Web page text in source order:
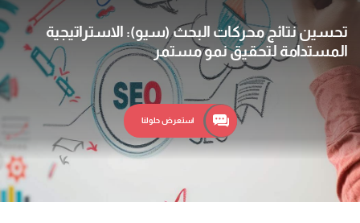
تحسين نتائج محركات البحث (سيو): الاستراتيجية
المستدامة لتحقيق نمو مستمر
استعرض حلولنا